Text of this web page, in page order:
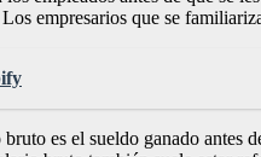
empresarios que se
es el sueldo ganado antes